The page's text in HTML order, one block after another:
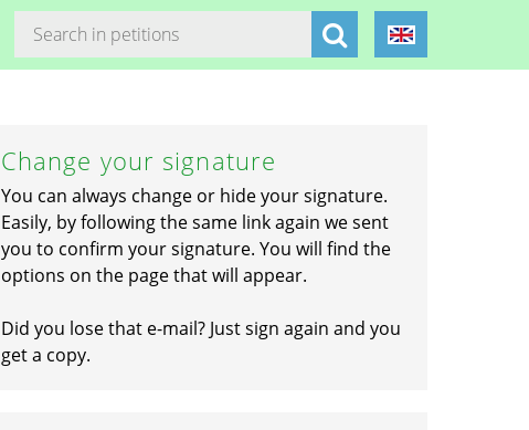
Change your signature
You can always change or hide your signature.
Easily, by following the same link again we sent
you to confirm your signature. You will find the
options on the page that will appear.
Did you lose that e-mail? Just sign again and you
get a copy.